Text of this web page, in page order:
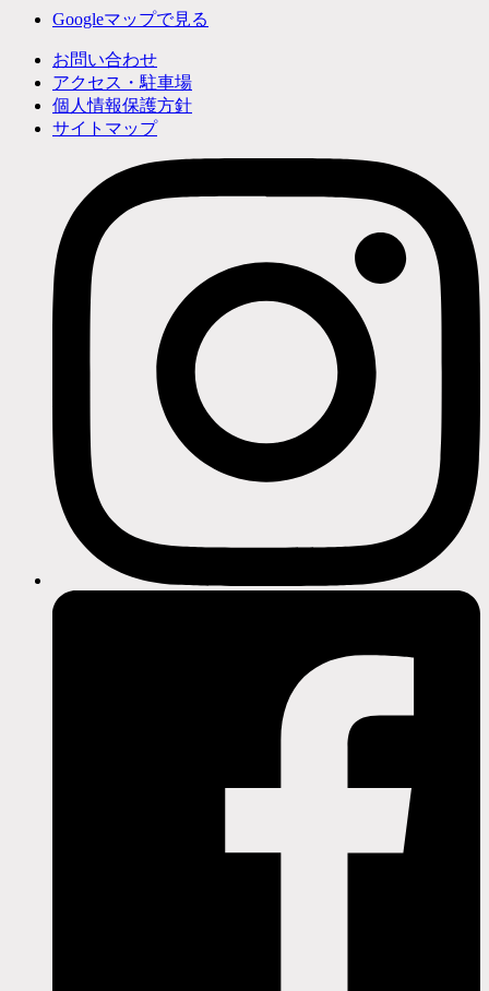
Googleマップで見る
お問い合わせ
アクセス・駐車場
個人情報保護方針
サイトマップ